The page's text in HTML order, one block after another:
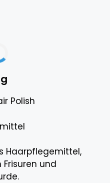
Polish
Haarpflegemittel,
und